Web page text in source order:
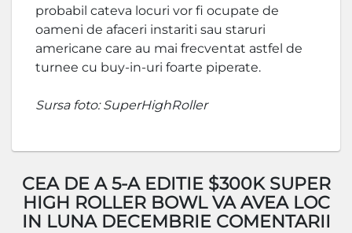
probabil cateva locuri vor fi ocupate de
oameni de afaceri instariti sau staruri
americane care au mai frecventat astfel de
turnee cu buy-in-uri foarte piperate.
Sursa foto: SuperHighRoller
CEA DE A 5-A EDITIE $300K SUPER
HIGH ROLLER BOWL VA AVEA LOC
IN LUNA DECEMBRIE COMENTARII